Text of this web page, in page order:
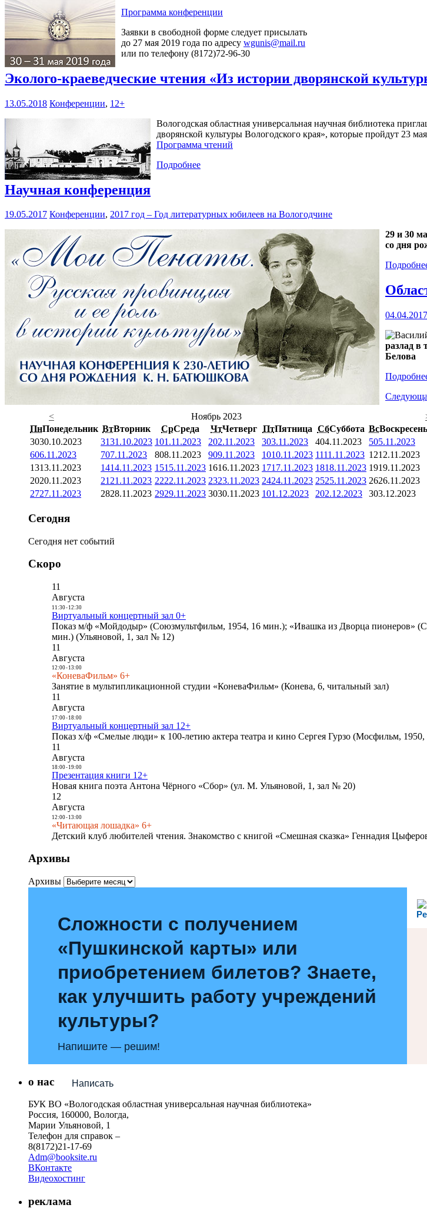
Программа конференции
Заявки в свободной форме следует присылать
до 27 мая 2019 года по адресу wgunis@mail.ru
или по телефону (8172)72-96-30
Эколого-краеведческие чтения «Из истории дворянской
13.05.2018 Конференции, 12+
Вологодская областная универсальная научная библиотека
дворянской культуры Вологодского края», которые пройдут 23
Программа чтений
Подробнее
Научная конференция
19.05.2017 Конференции, 2017 год – Год литературных юбилеев на Вологодчине
29 и 30
со дня
04.04.2017
разлад в
Белова
<
Ноябрь 2023
ПнПонедельник ВтВторник СрСреда ЧтЧетверг ПтПятница СбСуббота Вс
3030.10.2023 3131.10.2023 101.11.2023 202.11.2023 303.11.2023 404.11.2023 505.11.2023
606.11.2023 707.11.2023 808.11.2023 909.11.2023 1010.11.2023 1111.11.2023 1212.11.2023
1313.11.2023 1414.11.2023 1515.11.2023 1616.11.2023 1717.11.2023 1818.11.2023 1919.11.2023
2020.11.2023 21 21.11.2023 2222.11.2023 2323.11.2023 2424.11.2023 2525.11.2023 2626.11.2023
2727.11.2023 2828.11.2023 2929.11.2023 3030.11.2023 101.12.2023 202.12.2023 303.12.2023
Сегодня
Сегодня нет событий
Скоро
11
Августа
11:30- 12:30
Виртуальный концертный зал 0+
Показ м/ф «Мойдодыр» (Союзмультфильм, 1954, 16 мин.); «Ивашка из Дворца пионеров»
мин.) (Ульяновой, 1, зал № 12)
11
Августа
12:00- 13:00
«КоневаФильм» 6+
Занятие в мультипликационной студии «КоневаФильм» (Конева, 6, читальный зал)
11
Августа
17:00- 18:00
Виртуальный концертный зал 12+
Показ х/ф «Смелые люди» к 100-летию актера театра и кино Сергея Гурзо (Мосфильм,
11
Августа
18:00- 19:00
Презентация книги 12+
Новая книга поэта Антона Чёрного «Сбор» (ул. М. Ульяновой, 1, зал № 20)
12
Августа
12:00- 13:00
«Читающая лошадка» 6+
Детский клуб любителей чтения. Знакомство с книгой «Смешная сказка» Геннадия
Архивы
Архивы
Сложности с получением
«Пушкинской карты» или
приобретением билетов? Знаете,
как улучшить работу учреждений
культуры?
Напишите — решим!
Написать
о нас
БУК ВО «Вологодская областная универсальная научная библиотека»
Россия, 160000, Вологда,
Марии Ульяновой, 1
Телефон для справок –
8(8172)21-17-69
Adm@booksite.ru
ВКонтакте
Видеохостинг
реклама